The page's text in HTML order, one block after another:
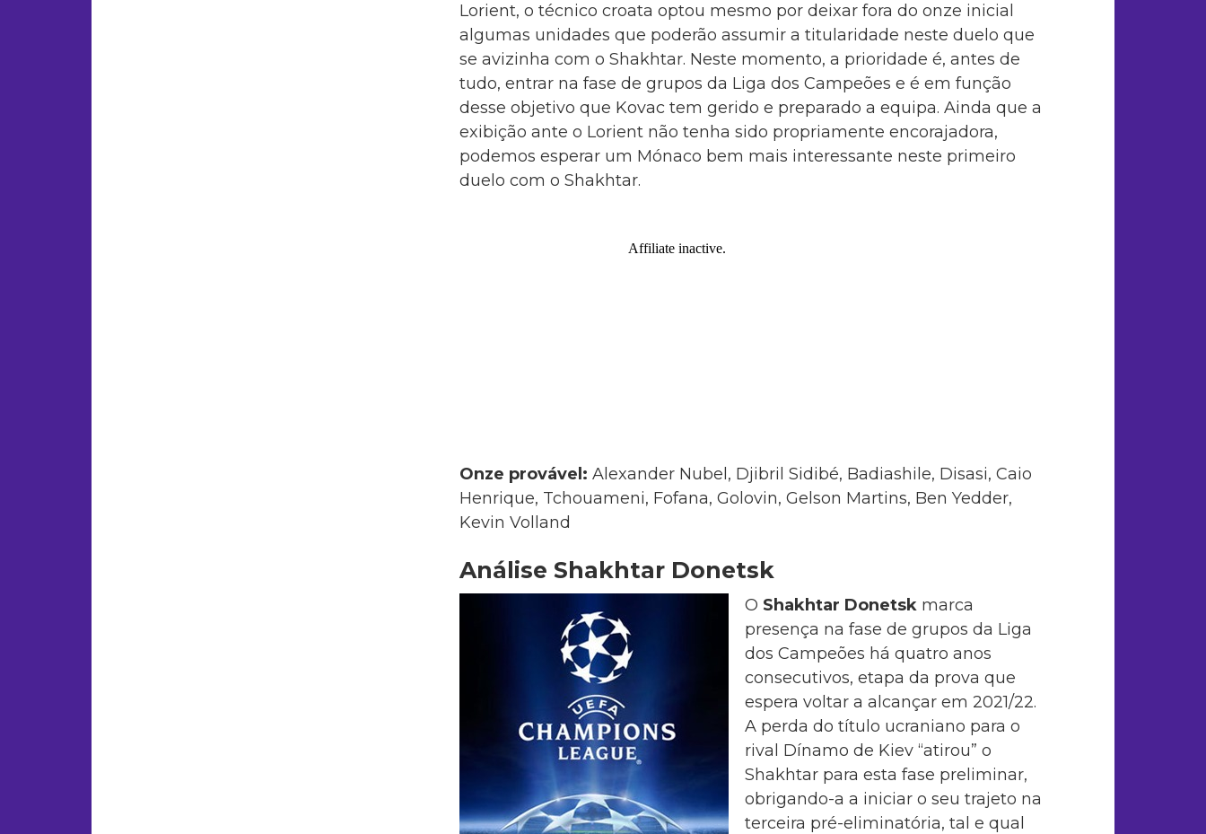
Lorient, o técnico croata optou mesmo por deixar fora do onze inicial
algumas unidades que poderão assumir a titularidade neste duelo que
se avizinha com o Shakhtar. Neste momento, a prioridade é, antes de
tudo, entrar na fase de grupos da Liga dos Campeões e é em função
desse objetivo que Kovac tem gerido e preparado a equipa. Ainda que a
exibição ante o Lorient não tenha sido propriamente encorajadora,
podemos esperar um Mónaco bem mais interessante neste primeiro
duelo com o Shakhtar.
Onze provável: Alexander Nubel, Djibril Sidibé, Badiashile, Disasi, Caio
Henrique, Tchouameni, Fofana, Golovin, Gelson Martins, Ben Yedder,
Kevin Volland
Análise Shakhtar Donetsk
O Shakhtar Donetskmarca
presença na fase de grupos da Liga
dos Campeões há quatro anos
consecutivos, etapa da prova que
espera voltar a alcançar em 2021/22.
A perda do título ucraniano para o
rival Dínamo de Kiev “atirou” o
Shakhtar para esta fase preliminar,
obrigando-a a iniciar o seu trajeto na
terceira pré-eliminatória, tal e qual